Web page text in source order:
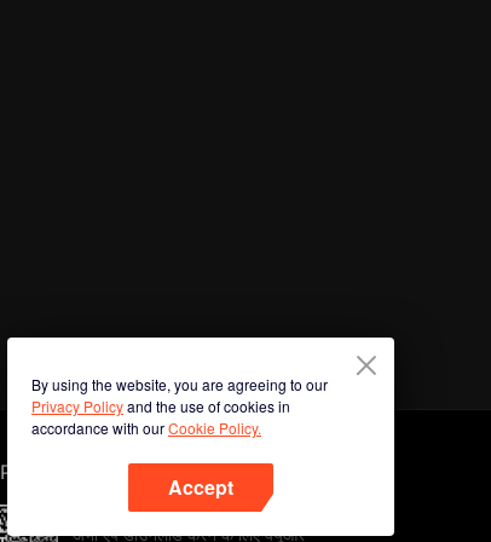
By using the website, you are agreeing to our
Privacy Policyand the use of cookies in
accordance with ourCookie Policy.
Accept
Phone
अभी ऐप डाउनलोड करने के लिए क्यूआर